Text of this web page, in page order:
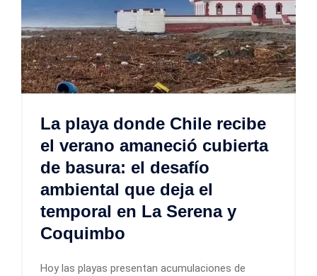
La playa donde Chile recibe
el verano amaneció cubierta
de basura: el desafío
ambiental que deja el
temporal en La Serena y
Coquimbo
Hoy las playas presentan acumulaciones de